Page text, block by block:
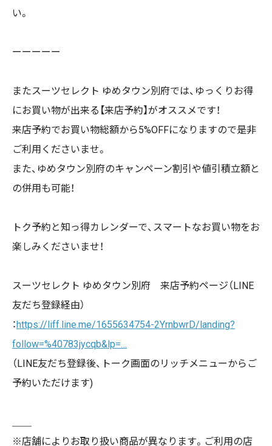
い。
ーーーーー
またスーツセレクト ゆめタウン別府では、ゆっくりお得
にお買い物が出来る【来店予約】がオススメです！
来店予約でお買い物総額から5%OFFになりますので是非
ご利用くださいませ。
また、ゆめタウン別府のキャンペーン割引や値引積立額と
の併用も可能！
トク予約と知っ得カレンダーで、スマートなお買い物をお
楽しみくださいませ！
スーツセレクト ゆめタウン別府 来店予約ページ（LINE
友だち登録経由）
：https://liff.line.me/1655634754-2YrnbwrD/landing?
follow=%40783jycqb&lp=…
（LINE友だち登録後、トーク画面のリッチメニューからご
予約いただけます)
※店舗によりお取り扱い商品が異なります。ご利用の店